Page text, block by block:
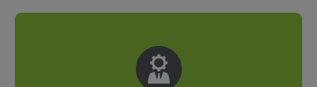
Weniger Komplexität. Effizienter.
Spaziergänge an der Produktionslinie
Optimas engineers apply